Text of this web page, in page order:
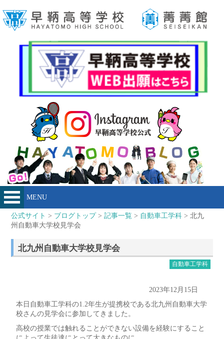
MENU
公式サイト > ブログトップ>記事一覧 > 自動車工学科 > 北九
州自動車大学校見学会
北九州自動車大学校見学会
自動車工学科
2023年12月15日
本日自動車工学科の1.2年生が提携校である北九州自動車大学
校さんの見学会に参加してきました。
高校の授業では触れることができない設備を経験にすること